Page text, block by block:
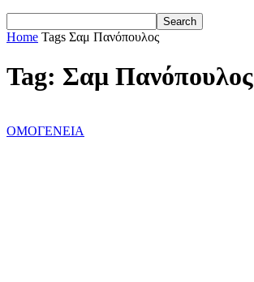
Home Tags Σαμ Πανόπουλος
Tag: Σαμ Πανόπουλος
ΟΜΟΓΕΝΕΙΑ